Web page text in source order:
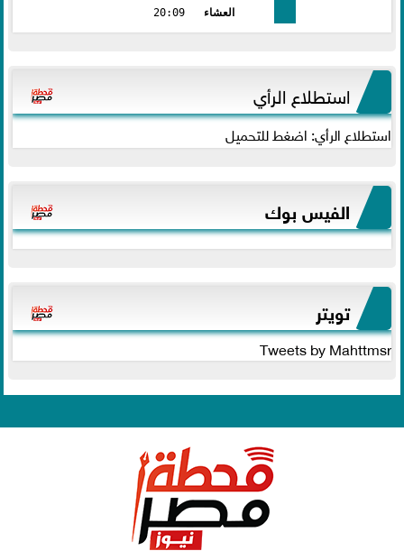
العشاء
20:09
استطلاع الرأي
استطلاع الرأي: اضغط للتحميل
الفيس بوك
تويتر
Tweets by Mahttmsr